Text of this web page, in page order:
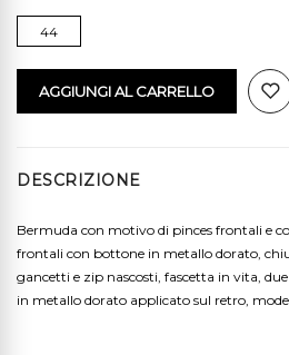
44
AGGIUNGI AL CARRELLO
DESCRIZIONE
Bermuda con motivo di pinces frontali e
frontali con bottone in metallo dorato,
gancetti e zip nascosti, fascetta in vita,
in metallo dorato applicato sul retro,